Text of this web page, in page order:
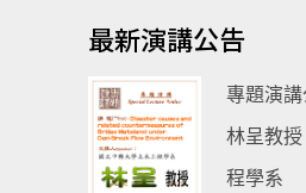
最新演講公告
專題演
林呈教
程學系